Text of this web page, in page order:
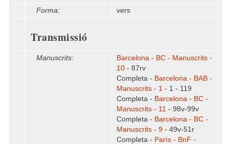
Forma:
vers
Transmissió
Manuscrits:
Barcelona - BC - Manuscrits -
10 - 87rv
Completa - Barcelona - BAB -
Manuscrits - 1 - 1 - 119
Completa - Barcelona - BC -
Manuscrits - 11 - 98v-99v
Completa - Barcelona - BC -
Manuscrits - 9 - 49v-51r
Completa - París - BnF -